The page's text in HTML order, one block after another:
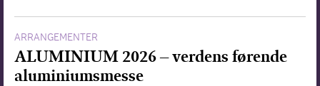
ARRANGEMENTER
ALUMINIUM 2026 – verdens førende
aluminiumsmesse